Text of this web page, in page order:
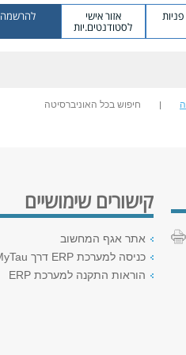
אזור אישי
לסטודנטים.יות
להרשמה
חיפוש בכל האוניברסיטה
קישורים שימושיים
אתר אגף המחשוב
כניסה למערכת ERP דרך MyTau
הוראות התקנה למערכת ERP